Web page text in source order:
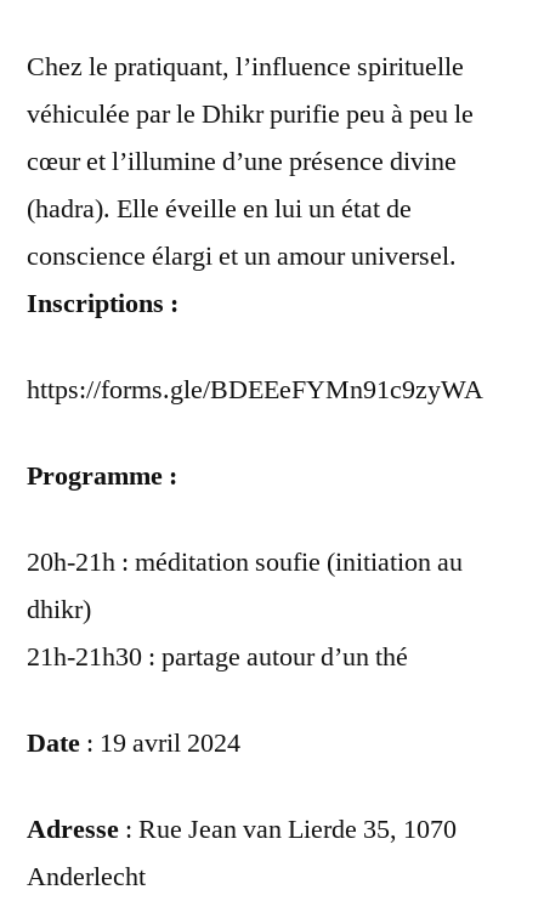
Chez le pratiquant, l’influence spirituelle
véhiculée par le Dhikr purifie peu à peu le
cœur et l’illumine d’une présence divine
(hadra). Elle éveille en lui un état de
conscience élargi et un amour universel.
Inscriptions :
https://forms.gle/BDEEeFYMn91c9zyWA
Programme :
20h-21h : méditation soufie (initiation au
dhikr)
21h-21h30 : partage autour d’un thé
Date : 19 avril 2024
Adresse : Rue Jean van Lierde 35, 1070
Anderlecht